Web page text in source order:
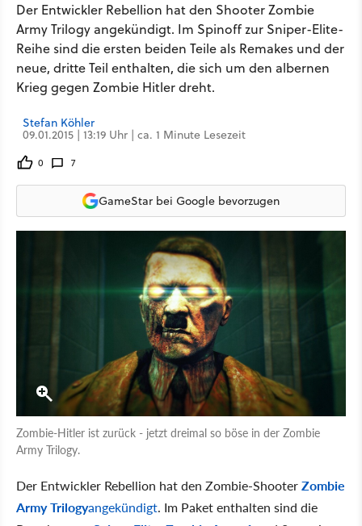
Der Entwickler Rebellion hat den Shooter Zombie
Army Trilogy angekündigt. Im Spinoff zur Sniper-Elite-
Reihe sind die ersten beiden Teile als Remakes und der
neue, dritte Teil enthalten, die sich um den albernen
Krieg gegen Zombie Hitler dreht.
Stefan Köhler
09.01.2015 | 13:19 Uhr | ca. 1 Minute Lesezeit
0 7
GameStar bei Google bevorzugen
Zombie-Hitler ist zurück - jetzt dreimal so böse in der Zombie
Army Trilogy.
Der Entwickler Rebellion hat den Zombie-ShooterZombie
Army Trilogyangekündigt. Im Paket enthalten sind die